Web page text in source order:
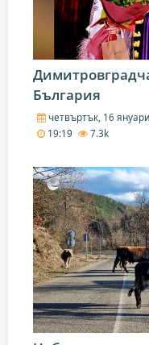
България
четвъртък, 16
19:19
7.3k